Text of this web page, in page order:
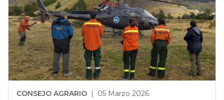
CONSEJO AGRARIO | 05 Marzo 2026